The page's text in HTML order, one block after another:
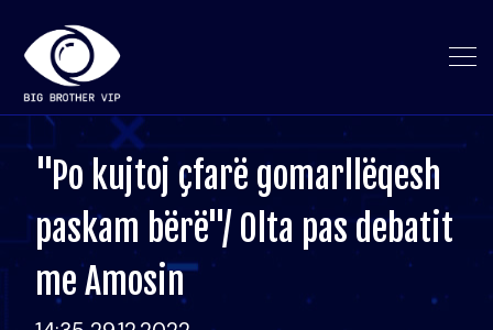
"Po kujtoj çfarë gomarllëqesh
paskam bërë"/ Olta pas debatit
me Amosin